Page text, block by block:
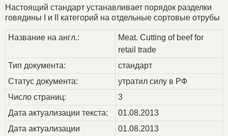
Настоящий стандарт устанавливает порядок разделки
говядины I и II категорий на отдельные сортовые отрубы
Название на англ.:
Meat. Cutting of beef for
retail trade
Тип документа:
стандарт
Статус документа:
утратил силу в РФ
Число страниц:
3
Дата актуализации текста:
01.08.2013
Дата актуализации
01.08.2013